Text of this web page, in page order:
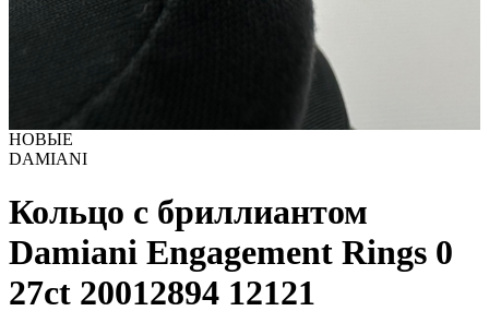
НОВЫЕ
DAMIANI
Кольцо с бриллиантом
Damiani Engagement Rings 0
27ct 20012894 12121